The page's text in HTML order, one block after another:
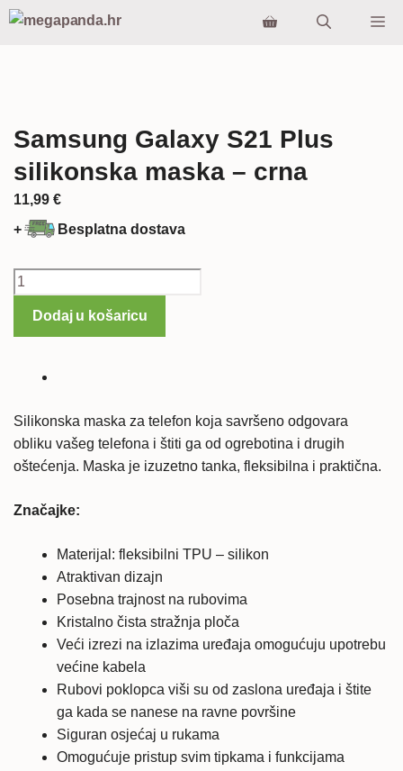
Preskoči
Samsung Galaxy S21 Plus
silikonska maska – crna
11,99 €
+
Besplatna dostava
Samsung
S21
-
crna
količina
Dodaj u košaricu
Silikonska maska za telefon koja savršeno odgovara
obliku vašeg telefona i štiti ga od ogrebotina i drugih
oštećenja. Maska je izuzetno tanka, fleksibilna i praktična.
Značajke:
Materijal: fleksibilni TPU – silikon
Atraktivan dizajn
Posebna trajnost na rubovima
Kristalno čista stražnja ploča
Veći izrezi na izlazima uređaja omogućuju upotrebu
većine kabela
Rubovi poklopca viši su od zaslona uređaja i štite
ga kada se nanese na ravne površine
Siguran osjećaj u rukama
Omogućuje pristup svim tipkama i funkcijama